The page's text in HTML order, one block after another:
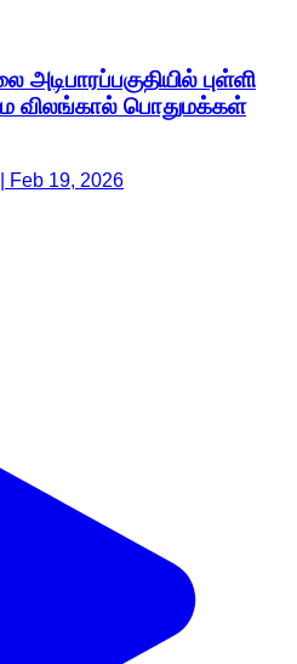
புள்ளி
விலங்கால் பொதுமக்கள்
Feb 19, 2026